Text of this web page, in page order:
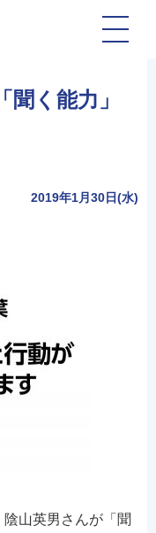
く能力」
2019年1月30日(水)
山英男さんが「聞